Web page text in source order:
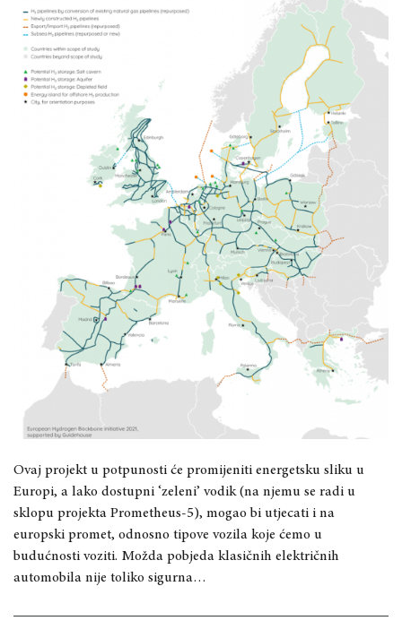
Ovaj projekt u potpunosti će promijeniti energetsku sliku u
Europi, a lako dostupni ‘zeleni’ vodik (na njemu se radi u
sklopu projekta Prometheus-5), mogao bi utjecati i na
europski promet, odnosno tipove vozila koje ćemo u
budućnosti voziti. Možda pobjeda klasičnih električnih
automobila nije toliko sigurna…